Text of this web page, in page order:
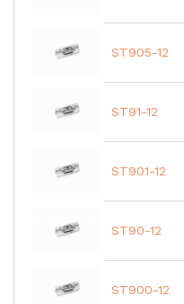
ST905-12
ST91-12
ST901-12
ST90-12
ST900-12